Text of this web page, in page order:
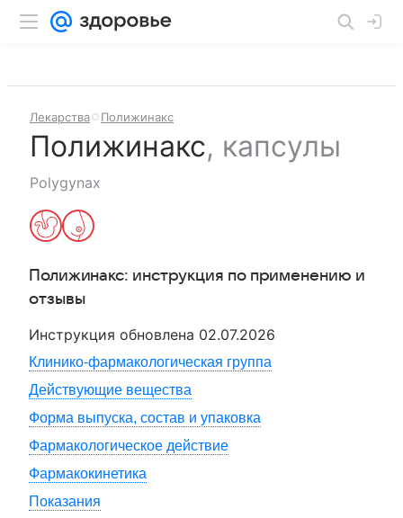
Лекарства Полижинакс
Полижинакс, капсулы
Polygynax
Полижинакс: инструкция по применению и
отзывы
Инструкция обновлена 02.07.2026
Клинико-фармакологическая группа
Действующие вещества
Форма выпуска, состав и упаковка
Фармакологическое действие
Фармакокинетика
Показания